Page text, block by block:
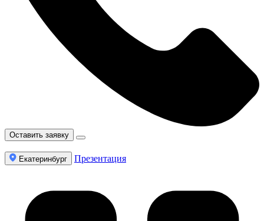
Оставить заявку
Екатеринбург Презентация